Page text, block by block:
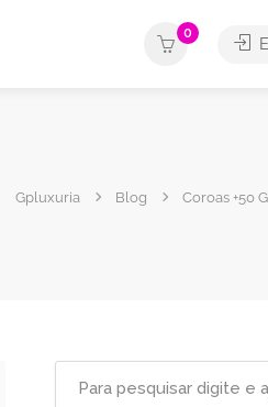
0
Gpluxuria Blog Coroas +50